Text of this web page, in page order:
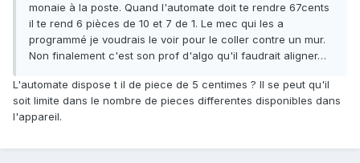
monaie à la poste. Quand l'automate doit te rendre 67cents
il te rend 6 pièces de 10 et 7 de 1. Le mec qui les a
programmé je voudrais le voir pour le coller contre un mur.
Non finalement c'est son prof d'algo qu'il faudrait aligner…
L'automate dispose t il de piece de 5 centimes ? Il se peut qu'il
soit limite dans le nombre de pieces differentes disponibles dans
l'appareil.